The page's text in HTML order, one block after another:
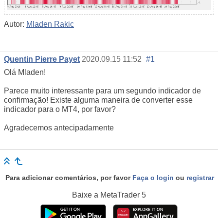
Autor: Mladen Rakic
Quentin Pierre Payet 2020.09.15 11:52 #1
Olá Mladen!
Parece muito interessante para um segundo indicador de
confirmação! Existe alguma maneira de converter esse
indicador para o MT4, por favor?
Agradecemos antecipadamente
Para adicionar comentários, por favor Faça o login ou registrar
Baixe a MetaTrader 5